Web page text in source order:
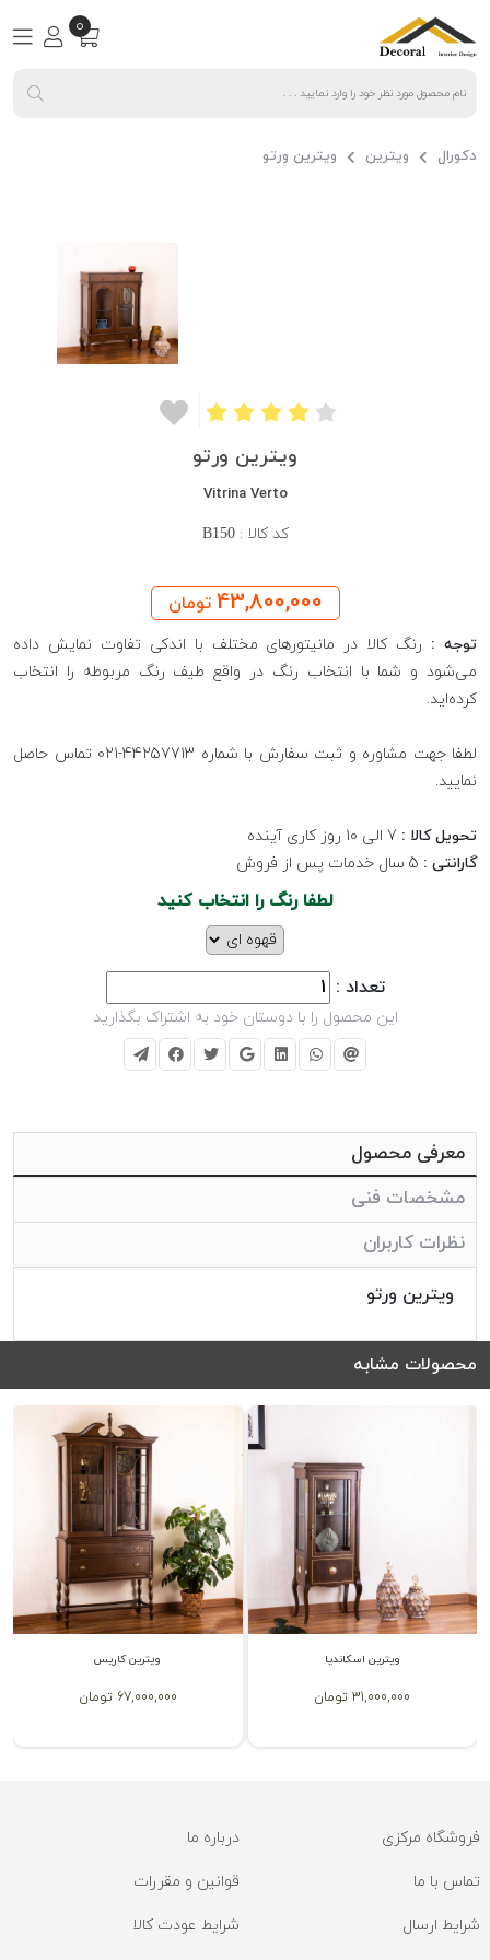
0
دکورال ویترین ویترین ورتو
ویترین ورتو
Vitrina Verto
کد کالا :B150
43,800,000 تومان
توجه : رنگ کالا در مانیتورهای مختلف با اندکی تفاوت نمایش داده
می‌شود و شما با انتخاب رنگ در واقع طیف رنگ مربوطه را انتخاب
کرده‌اید.
لطفا جهت مشاوره و ثبت سفارش با شماره 44257713-021 تماس حاصل
نمایید.
تحویل کالا :
گارانتی :
لطفا رنگ را انتخاب کنید
تعداد :
این محصول را با دوستان خود به اشتراک بگذارید
معرفی محصول
مشخصات فنی
نظرات کاربران
ویترین ورتو
محصولات مشابه
ویترین کاریس
67,000,000 تومان
ویترین اسکاندیا
31,000,000 تومان
فروشگاه مرکزی درباره ما
تماس با ما قوانین و مقررات
شرایط ارسال شرایط عودت کالا